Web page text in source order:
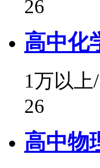
26
高中化
1万以上/
26
高中物